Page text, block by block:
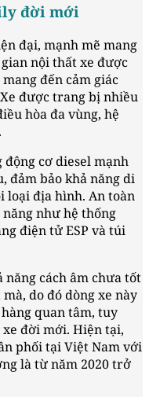
đời mới
đại, mạnh mẽ mang
nội thất xe được
đến cảm giác
được trang bị nhiều
hòa đa vùng, hệ
động cơ diesel mạnh
đảm bảo khả năng di
loại địa hình. An toàn
như hệ thống
điện tử ESP và túi
năng cách âm chưa tốt
do đó dòng xe này
quan tâm, tuy
đời mới. Hiện tại,
phối tại Việt Nam với
là từ năm 2020 trở